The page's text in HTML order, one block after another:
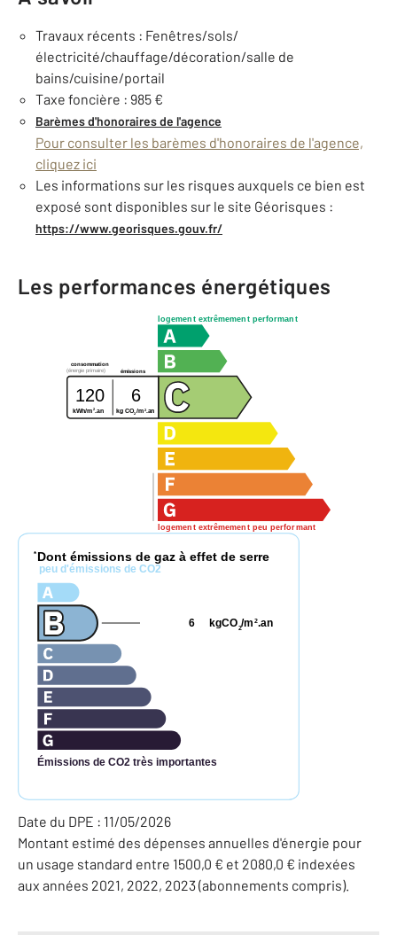
Travaux récents : Fenêtres/sols/
électricité/chauffage/décoration/salle de
bains/cuisine/portail
Taxe foncière : 985 €
Barèmes d'honoraires de l'agence
Pour consulter les barèmes d'honoraires de l'agence,
cliquez ici
Les informations sur les risques auxquels ce bien est
exposé sont disponibles sur le site Géorisques :
https://www.georisques.gouv.fr/
Les performances énergétiques
logement extrêmement performant
logement extrêmement peu performant
consommation
émissions
(énergie primaire)
120 6
kWh/m 2 .an kg CO2/m2.an
* Dont émissions de gaz à effet de serre
peu d'émissions de CO2
Émissions de CO2 très importantes
kgCO2/m 2.an
6
Date du DPE : 11/05/2026
Montant estimé des dépenses annuelles d'énergie pour
un usage standard entre 1500,0 € et 2080,0 € indexées
aux années 2021, 2022, 2023 (abonnements compris).